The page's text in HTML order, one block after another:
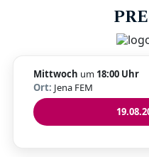
Mittwoch um 18:00 Uhr
Ort: Jena FEM